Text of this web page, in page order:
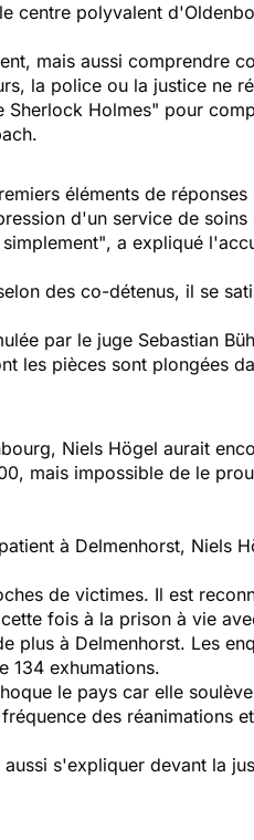
centre polyvalent
mais aussi comprendre
la police ou la justice ne
Sherlock Holmes" pour
éléments de
d'un service de
, a expliqué
des co-détenus, il se
par le juge Sebastian
les pièces sont plongées
Niels Högel aurait
mais impossible de le
à Delmenhorst, Niels
de victimes. Il est
fois à la prison à vie
à Delmenhorst. Les
134 exhumations.
le pays car elle
des réanimations
s'expliquer devant la